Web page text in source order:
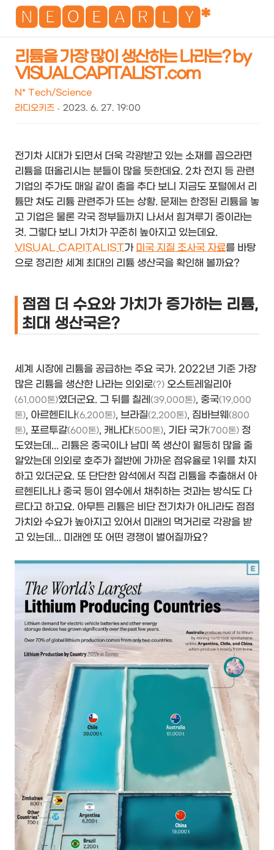
🅽🅴🅾🅴🅰🆁🅻🆈*
리튬을 가장 많이 생산하는 나라는? by
VISUALCAPITALIST.com
N* Tech/Science
라디오키즈
2023. 6. 27. 19:00
전기차 시대가 되면서 더욱 각광받고 있는 소재를 꼽으라면
리튬을 떠올리시는 분들이 많을 듯한데요. 2차 전지 등 관련
기업의 주가도 매일 같이 춤을 추다 보니 지금도 포털에서 리
튬만 쳐도 리튬 관련주가 뜨는 상황. 문제는 한정된 리튬을 놓
고 기업은 물론 각국 정부들까지 나서서 힘겨루기 중이라는
것. 그렇다 보니 가치가 꾸준히 높아지고 있는데요.
VISUAL CAPITALIST가 미국 지질 조사국 자료를 바탕
으로 정리한 세계 최대의 리튬 생산국을 확인해 볼까요?
점점 더 수요와 가치가 증가하는 리튬,
최대 생산국은?
세계 시장에 리튬을 공급하는 주요 국가. 2022년 기준 가장
많은 리튬을 생산한 나라는 의외로(?) 오스트레일리아
(61,000톤)였더군요. 그 뒤를 칠레 (39,000톤), 중국(19,000
톤), 아르헨티나(6,200톤), 브라질(2,200톤), 짐바브웨 (800
톤), 포르투갈(600톤), 캐나다(500톤), 기타 국가(700톤) 정
도였는데... 리튬은 중국이나 남미 쪽 생산이 월등히 많을 줄
알았는데 의외로 호주가 절반에 가까운 점유율로 1위를 차지
하고 있더군요. 또 단단한 암석에서 직접 리튬을 추출해서 아
르헨티나나 중국 등이 염수에서 채취하는 것과는 방식도 다
르다고 하고요. 아무튼 리튬은 비단 전기차가 아니라도 점점
가치와 수요가 높아지고 있어서 미래의 먹거리로 각광을 받
고 있는데... 미래엔 또 어떤 경쟁이 벌어질까요?